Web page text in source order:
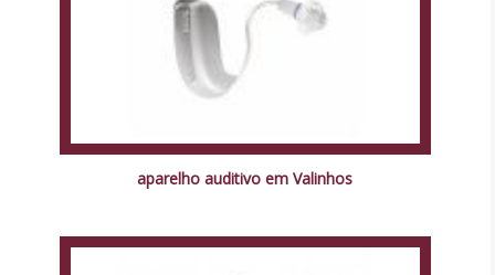
aparelho auditivo em Valinhos